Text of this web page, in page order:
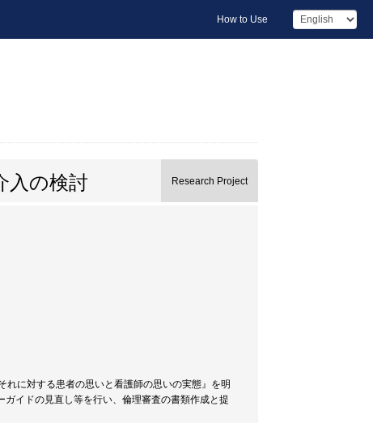
How to Use
入の検討 Research Project
に対する患者の思いと看護師の思いの実態』を明
イドの見直し等を行い、倫理審査の書類作成と提